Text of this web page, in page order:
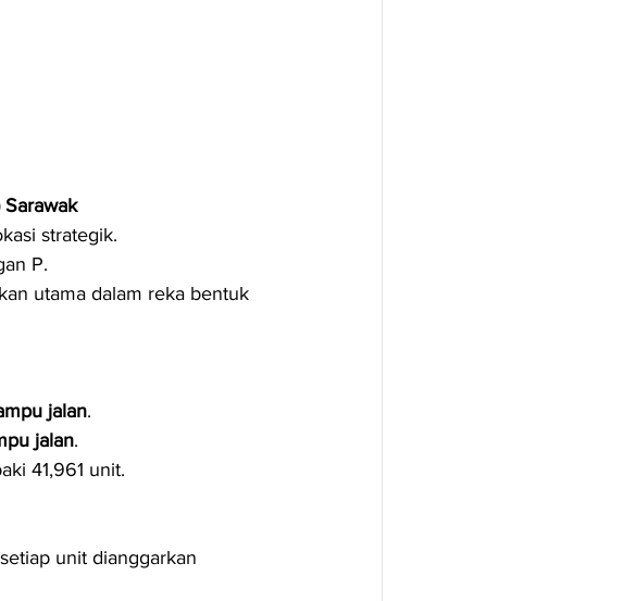
strategik.
P.
utama dalam reka bentuk
jalan.
jalan.
41,961 unit.
unit dianggarkan